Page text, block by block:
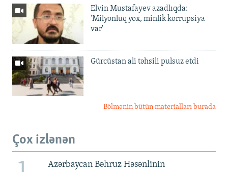
Elvin Mustafayev azadlıqda:
'Milyonluq yox, minlik korrupsiya
var'
Gürcüstan ali təhsili pulsuz etdi
Bölmənin bütün materialları burada
Çox izlənən
Azərbaycan Bəhruz Həsənlinin